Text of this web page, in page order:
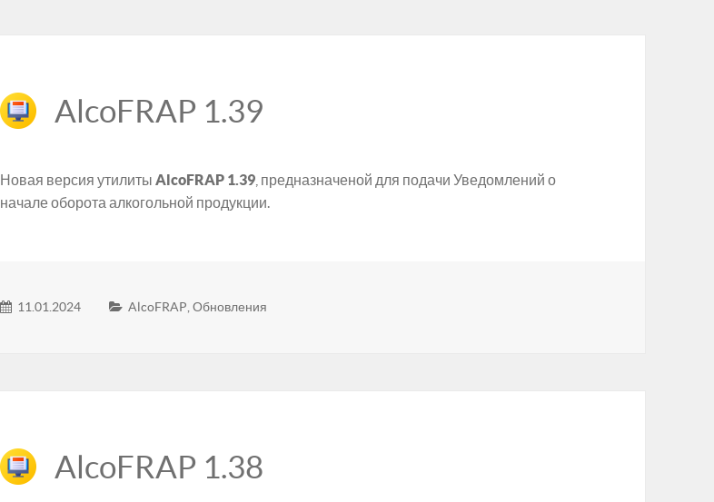
AlcoFRAP 1.39
Новая версия утилитыAlcoFRAP 1.39 , предназначеной для подачи Уведомлений о
начале оборота алкогольной продукции.
11.01.2024 AlcoFRAP,Обновления
AlcoFRAP 1.38